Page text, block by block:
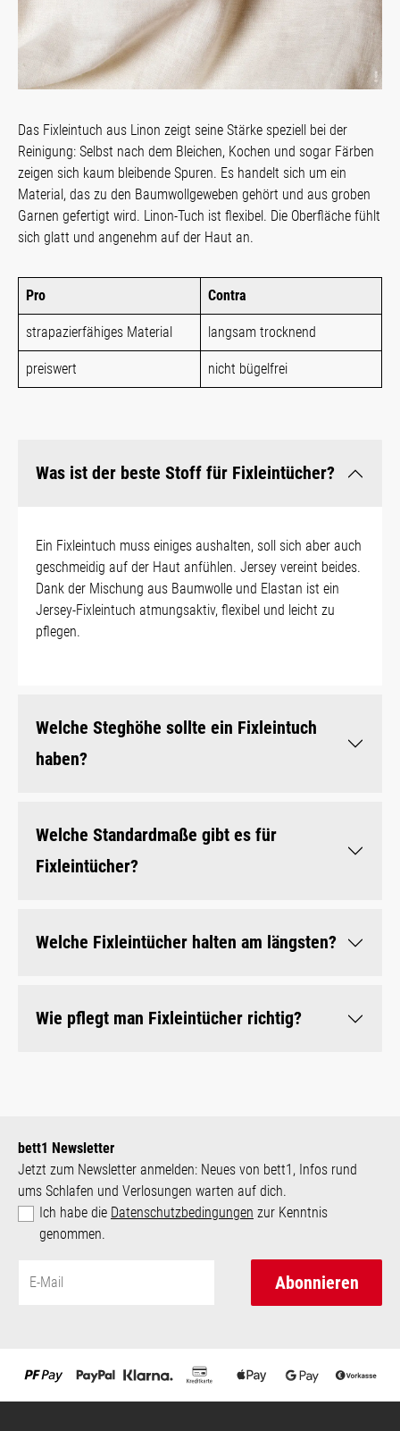
Das Fixleintuch aus Linon zeigt seine Stärke speziell bei der
Reinigung: Selbst nach dem Bleichen, Kochen und sogar Färben
zeigen sich kaum bleibende Spuren. Es handelt sich um ein
Material, das zu den Baumwollgeweben gehört und aus groben
Garnen gefertigt wird. Linon-Tuch ist flexibel. Die Oberfläche fühlt
sich glatt und angenehm auf der Haut an.
Pro Contra
strapazierfähiges Material langsam trocknend
preiswert nicht bügelfrei
Was ist der beste Stoff für Fixleintücher?
Ein Fixleintuch muss einiges aushalten, soll sich aber auch
geschmeidig auf der Haut anfühlen. Jersey vereint beides.
Dank der Mischung aus Baumwolle und Elastan ist ein
Jersey-Fixleintuch atmungsaktiv, flexibel und leicht zu
pflegen.
Welche Steghöhe sollte ein Fixleintuch
haben?
Welche Standardmaße gibt es für
Fixleintücher?
Welche Fixleintücher halten am längsten?
Wie pflegt man Fixleintücher richtig?
bett1 Newsletter
Jetzt zum Newsletter anmelden: Neues von bett1, Infos rund
ums Schlafen und Verlosungen warten auf dich.
Ich habe die Datenschutzbedingungen zur Kenntnis
genommen.
Abonnieren